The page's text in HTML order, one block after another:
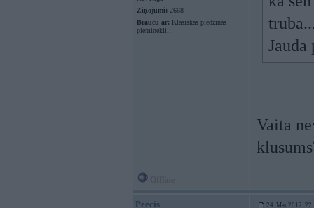
Ziņojumi: 2668
Braucu ar: Klasiskās piedziņas
pieminekli...
Jauda
Vaita
Peecis 24. Mar 2012,